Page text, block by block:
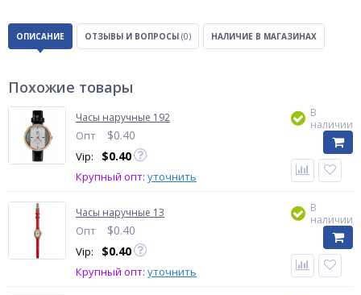
ОПИСАНИЕ ОТЗЫВЫ И ВОПРОСЫ (0) НАЛИЧИЕ В МАГАЗИНАХ
Похожие товары
Часы наручные 192
Опт $0.40
Vip: $0.40
Крупный опт: уточнить
В
наличии
Часы наручные 13
Опт $0.40
Vip: $0.40
Крупный опт: уточнить
В
наличии